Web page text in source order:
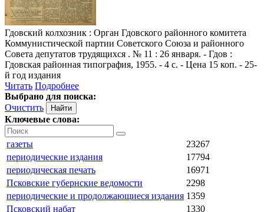
Гдовский колхозник : Орган Гдовского районного комитета
Коммунистической партии Советского Союза и районного
Совета депутатов трудящихся . № 11 : 26 января. - Гдов :
Гдовская районная типография, 1955. - 4 с. - Цена 15 коп. - 25-
й год издания
Читать Подробнее
Выбрано для поиска:
Очистить
Ключевые слова:
газеты
23267
периодические издания
17794
периодическая печать
16971
Псковские губернские ведомости
2298
периодические и продолжающиеся издания 1359
Псковский набат
1330